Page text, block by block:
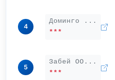
4
Доминго ...
***
5
Забей ОО...
***